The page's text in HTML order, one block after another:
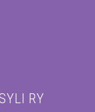
RY